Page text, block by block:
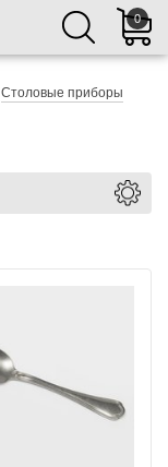
0
Столовые приборы